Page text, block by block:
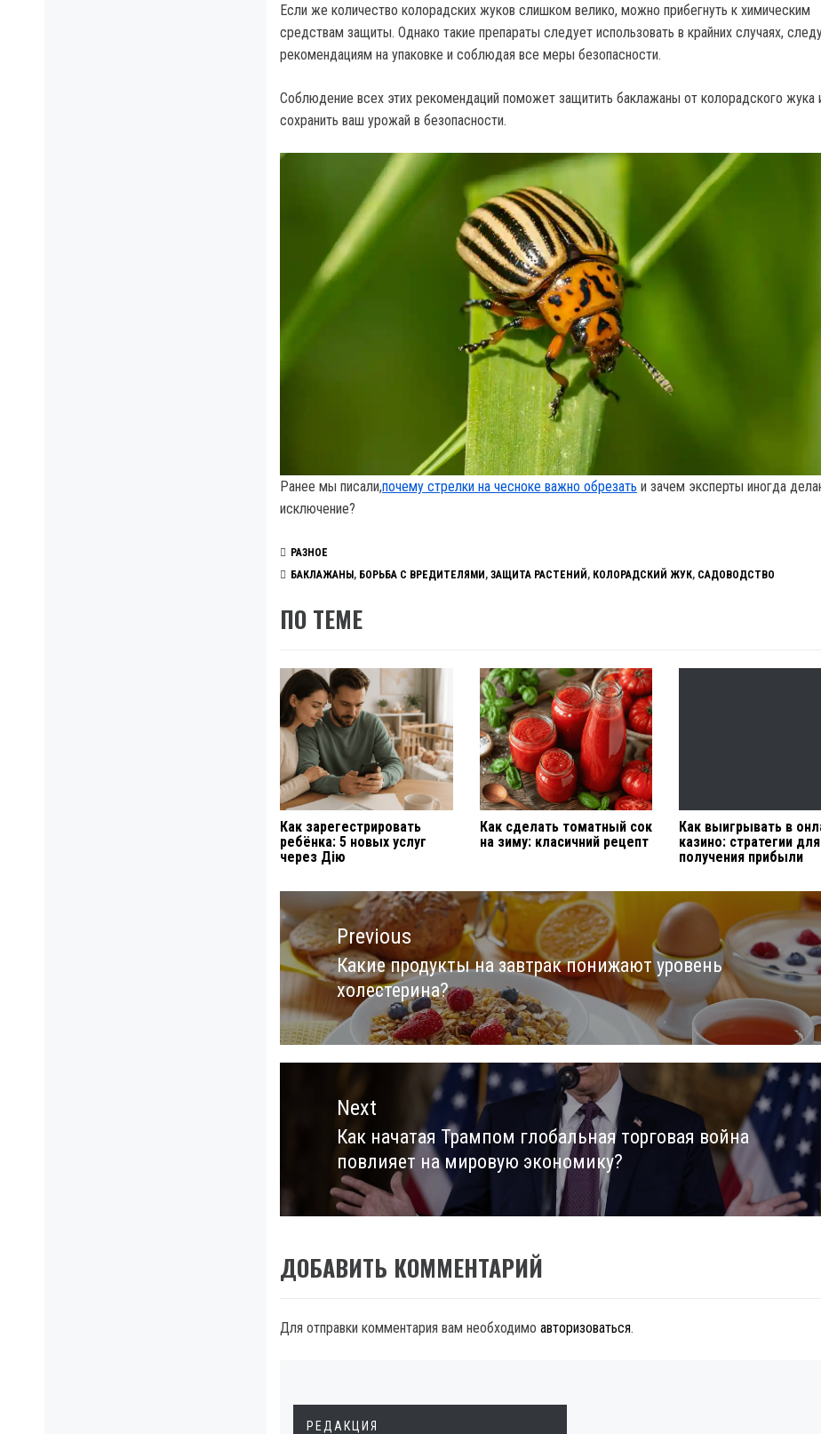
Если же количество колорадских жуков слишком велико, можно прибегнуть к химическим
средствам защиты. Однако такие препараты следует использовать в крайних случаях,
рекомендациям на упаковке и соблюдая все меры безопасности.
Соблюдение всех этих рекомендаций поможет защитить баклажаны от колорадского жука
сохранить ваш урожай в безопасности.
Ранее мы писали,почему стрелки на чесноке важно обрезать и зачем эксперты иногда
исключение?
РАЗНОЕ
БАКЛАЖАНЫ, БОРЬБА С ВРЕДИТЕЛЯМИ, ЗАЩИТА РАСТЕНИЙ, КОЛОРАДСКИЙ ЖУК, САДОВОДСТВО
ПО ТЕМЕ
Как зарегестрировать
ребёнка: 5 новых услуг
через Дію
Как сделать томатный сок
на зиму: класичний рецепт
Как выигрывать в
казино: стратегии для
получения прибыли
Навигация
по
записямPrevious
Previous
post:
Какие продукты на завтрак понижают уровень
холестерина?
Next
Next
post:
Как начатая Трампом глобальная торговая война
повлияет на мировую экономику?
ДОБАВИТЬ КОММЕНТАРИЙ
Для отправки комментария вам необходимо авторизоваться.
РЕДАКЦИЯ